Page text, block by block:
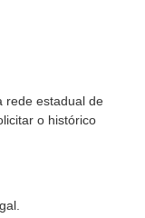
rede estadual de
o histórico